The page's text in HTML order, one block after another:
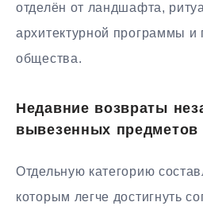
отделён от ландшафта,
архитектурной программы и
общества.
Недавние возвраты
вывезенных предметов
Отдельную категорию
которым легче достигнуть